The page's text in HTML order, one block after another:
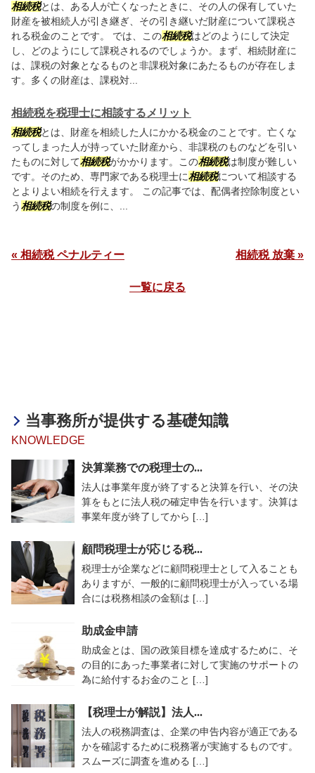
相続税とは、ある人が亡くなったときに、その人の保有していた
財産を被相続人が引き継ぎ、その引き継いだ財産について課税さ
れる税金のことです。 では、この相続税はどのようにして決定
し、どのようにして課税されるのでしょうか。まず、相続財産に
は、課税の対象となるものと非課税対象にあたるものが存在しま
す。多くの財産は、課税対...
相続税を税理士に相談するメリット
相続税とは、財産を相続した人にかかる税金のことです。亡くな
ってしまった人が持っていた財産から、非課税のものなどを引い
たものに対して相続税がかかります。この相続税は制度が難しい
です。そのため、専門家である税理士に相続税について相談する
とよりよい相続を行えます。 この記事では、配偶者控除制度とい
う相続税の制度を例に、...
« 相続税 ペナルティー 相続税 放棄 »
一覧に戻る
当事務所が提供する基礎知識
KNOWLEDGE
決算業務での税理士の...
法人は事業年度が終了すると決算を行い、その決
算をもとに法人税の確定申告を行います。決算は
事業年度が終了してから […]
顧問税理士が応じる税...
税理士が企業などに顧問税理士として入ることも
ありますが、一般的に顧問税理士が入っている場
合には税務相談の金額は […]
助成金申請
助成金とは、国の政策目標を達成するために、そ
の目的にあった事業者に対して実施のサポートの
為に給付するお金のこと […]
【税理士が解説】法人...
法人の税務調査は、企業の申告内容が適正である
かを確認するために税務署が実施するものです。
スムーズに調査を進める […]